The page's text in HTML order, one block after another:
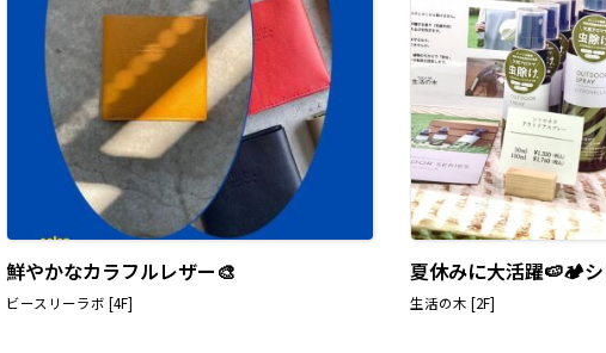
鮮やかなカラフルレザー🎨
ビースリーラボ [4F] 生活の木 [2F]